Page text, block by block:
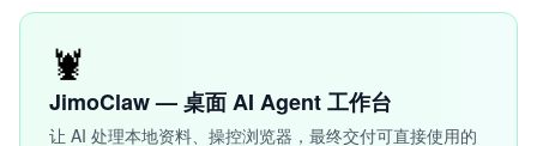
🦞
JimoClaw — 桌面 AI Agent 工作台
让 AI 处理本地资料、操控浏览器，最终交付可直接使用的